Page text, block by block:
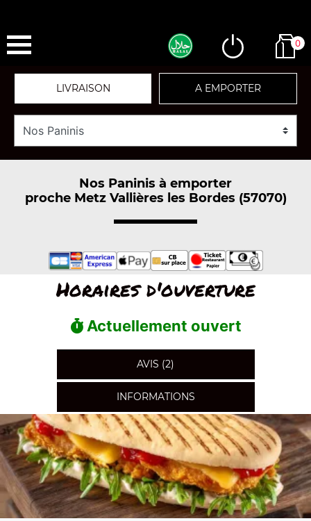
0
LIVRAISON A EMPORTER
Nos Paninis à emporter
proche Metz Vallières les Bordes (57070)
Horaires d'ouverture
Actuellement ouvert
AVIS (2)
INFORMATIONS